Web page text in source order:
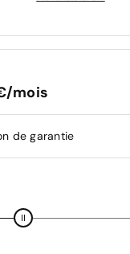
mois
de garantie